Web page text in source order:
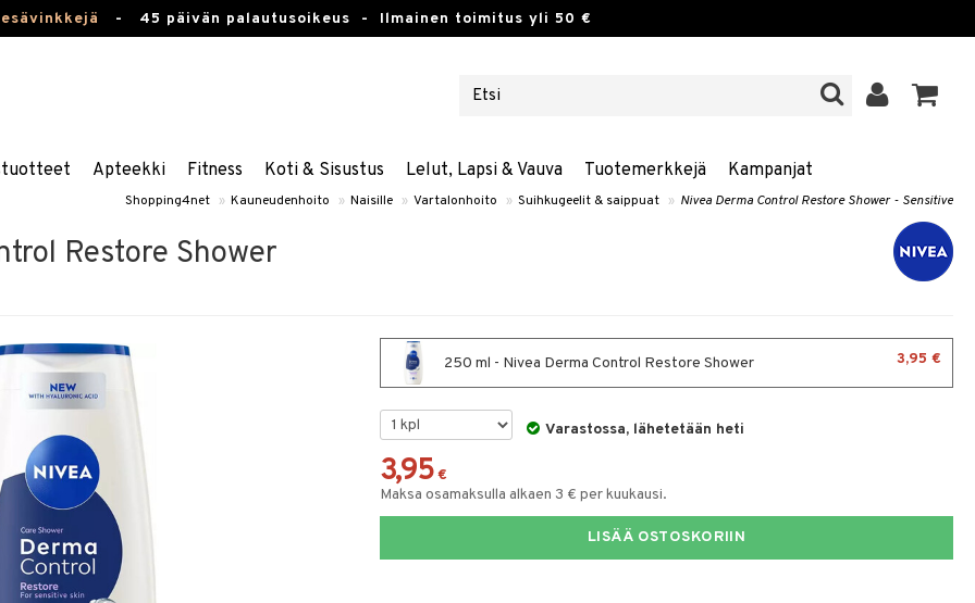
- 45 päivän palautusoikeus - Ilmainen toimitus yli 50 €
Apteekki Fitness Koti & Sisustus Lelut, Lapsi & Vauva Tuotemerkkejä Kampanjat
Shopping4net » Kauneudenhoito » Naisille » Vartalonhoito » Suihkugeelit & saippuat » Nivea Derma Control Restore Shower - Sensitive
Restore Shower
250 ml - Nivea Derma Control Restore Shower 3,95 €
Varastossa, lähetetään heti
3,95 €
Maksa osamaksulla alkaen 3 € per kuukausi.
LISÄÄ OSTOSKORIIN